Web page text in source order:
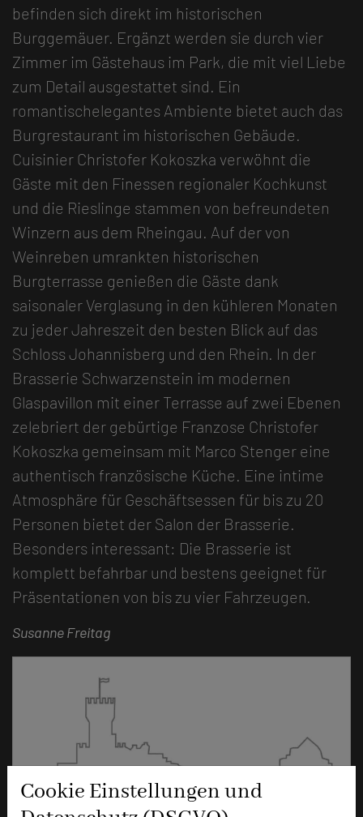
Cookie Einstellungen und
befinden sich direkt im historischen
Burggemäuer. Ergänzt werden sie durch vier
Zimmer im Gästehaus im Park, die mit viel Liebe
zum Detail ausgestattet sind. Ein
romantischelegantes Ambiente bietet auch das
Burgrestaurant im historischen Gebäude.
Cuisinier Christofer Kokoszka verwöhnt die
Gäste mit den Finessen regionaler Kochkunst
und die Rieslinge stammen von befreundeten
Winzern aus dem Rheingau. Auf der von
Weinreben umrankten historischen
Burgterrasse genießen die Gäste dank
saisonaler Verglasung in den kühleren Monaten
zu jeder Jahreszeit den besten Blick auf das
Schloss Johannisberg und den Rhein. In der
Brasserie Schwarzenstein im modernen
Glaspavillon mit einer Terrasse auf zwei Ebenen
zelebriert der gebürtige Franzose Christofer
Kokoszka gemeinsam mit Marco Stenger eine
authentisch französische Küche. Eine intime
Atmosphäre für Geschäftsessen für bis zu 20
Personen bietet der Salon der Brasserie.
Besonders interessant: Die Brasserie ist
komplett befahrbar und bestens geeignet für
Präsentationen von bis zu vier Fahrzeugen.
Susanne Freitag